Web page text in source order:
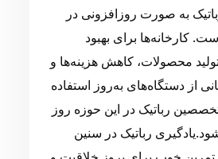
به صورت روزافزونی در
کارخانه‌ها برای بهبود
محصولات، کاهش هزینه‌ها و
از دستگاه‌های به‌روز استفاده
رباتیک در این حوزه روز
رباتیک در سنین